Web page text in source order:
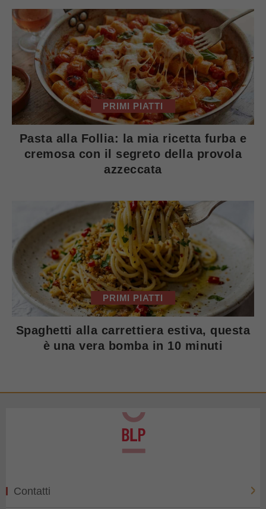
PRIMI PIATTI
Pasta alla Follia: la mia ricetta furba e
cremosa con il segreto della provola
azzeccata
PRIMI PIATTI
Spaghetti alla carrettiera estiva, questa
è una vera bomba in 10 minuti
Contatti